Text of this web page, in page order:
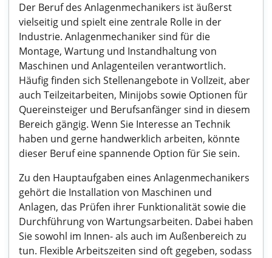
Der Beruf des Anlagenmechanikers ist äußerst
vielseitig und spielt eine zentrale Rolle in der
Industrie. Anlagenmechaniker sind für die
Montage, Wartung und Instandhaltung von
Maschinen und Anlagenteilen verantwortlich.
Häufig finden sich Stellenangebote in Vollzeit, aber
auch Teilzeitarbeiten, Minijobs sowie Optionen für
Quereinsteiger und Berufsanfänger sind in diesem
Bereich gängig. Wenn Sie Interesse an Technik
haben und gerne handwerklich arbeiten, könnte
dieser Beruf eine spannende Option für Sie sein.
Zu den Hauptaufgaben eines Anlagenmechanikers
gehört die Installation von Maschinen und
Anlagen, das Prüfen ihrer Funktionalität sowie die
Durchführung von Wartungsarbeiten. Dabei haben
Sie sowohl im Innen- als auch im Außenbereich zu
tun. Flexible Arbeitszeiten sind oft gegeben, sodass